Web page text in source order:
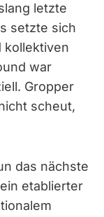
letzte
setzte sich
kollektiven
war
Gropper
scheut,
das nächste
etablierter